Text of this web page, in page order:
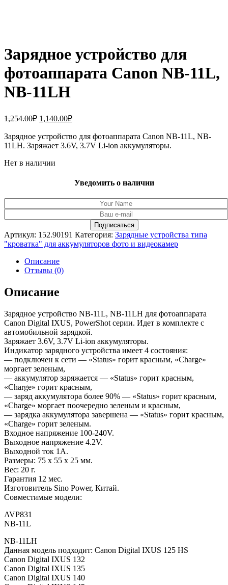
Зарядное устройство для
фотоаппарата Canon NB-11L,
NB-11LH
1,254.00₽ Первоначальная
составляла
1,254.00₽.
1,140.00₽Текущая
1,140.00₽.
Зарядное устройство для фотоаппарата Canon NB-11L, NB-
11LH. Заряжает 3.6V, 3.7V Li-ion аккумуляторы.
Нет в наличии
Уведомить о наличии
Артикул: 152.90191 Категория: Зарядные устройства типа
"кроватка" для аккумуляторов фото и видеокамер
Описание
Отзывы (0)
Описание
Зарядное устройство NB-11L, NB-11LH для фотоаппарата
Canon Digital IXUS, PowerShot серии. Идет в комплекте с
автомобильной зарядкой.
Заряжает 3.6V, 3.7V Li-ion аккумуляторы.
Индикатор зарядного устройства имеет 4 состояния:
— подключен к сети — «Status» горит красным, «Charge»
моргает зеленым,
— аккумулятор заряжается — «Status» горит красным,
«Charge» горит красным,
— заряд аккумулятора более 90% — «Status» горит красным,
«Charge» моргает поочередно зеленым и красным,
— зарядка аккумулятора завершена — «Status» горит красным,
«Charge» горит зеленым.
Входное напряжение 100-240V.
Выходное напряжение 4.2V.
Выходной ток 1А.
Размеры: 75 x 55 x 25 мм.
Вес: 20 г.
Гарантия 12 мес.
Изготовитель Sino Power, Китай.
Совместимые модели:
AVP831
NB-11L
NB-11LH
Данная модель подходит: Canon Digital IXUS 125 HS
Canon Digital IXUS 132
Canon Digital IXUS 135
Canon Digital IXUS 140